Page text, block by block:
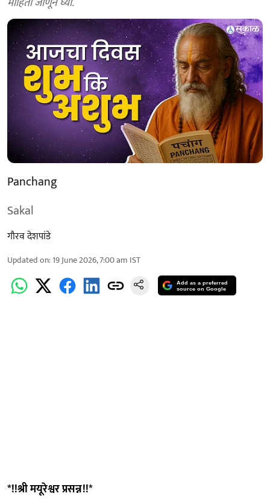
Panchang
Sakal
गौरव देशपांडे
Updated on:19 June 2026, 7:00 am IST
Add as a preferred
source on Google
*!!श्री मयूरेश्वर प्रसन्न!!*